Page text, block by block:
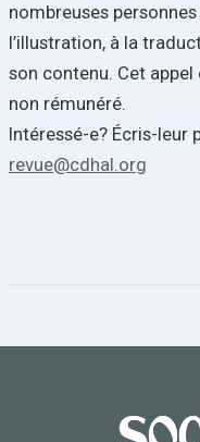
nombreuses
l’illustration, à la
son contenu. Cet
non rémunéré.
Intéressé-e? Écris-leur
revue@cdhal.org